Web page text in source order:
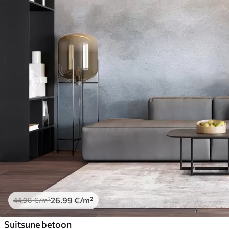
44.98€/m²26.99 €/m²
Suitsune betoon